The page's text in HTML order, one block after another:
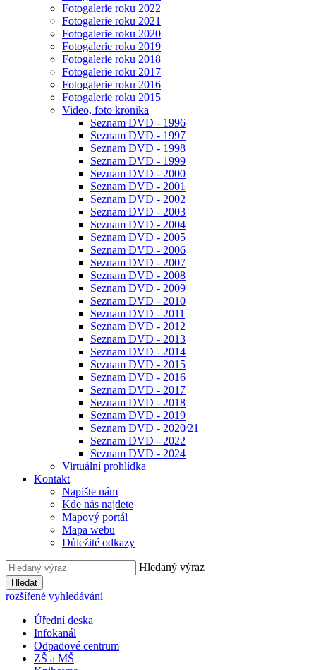
Fotogalerie roku 2022
Fotogalerie roku 2021
Fotogalerie roku 2020
Fotogalerie roku 2019
Fotogalerie roku 2018
Fotogalerie roku 2017
Fotogalerie roku 2016
Fotogalerie roku 2015
Video, foto kronika
Seznam DVD - 1996
Seznam DVD - 1997
Seznam DVD - 1998
Seznam DVD - 1999
Seznam DVD - 2000
Seznam DVD - 2001
Seznam DVD - 2002
Seznam DVD - 2003
Seznam DVD - 2004
Seznam DVD - 2005
Seznam DVD - 2006
Seznam DVD - 2007
Seznam DVD - 2008
Seznam DVD - 2009
Seznam DVD - 2010
Seznam DVD - 2011
Seznam DVD - 2012
Seznam DVD - 2013
Seznam DVD - 2014
Seznam DVD - 2015
Seznam DVD - 2016
Seznam DVD - 2017
Seznam DVD - 2018
Seznam DVD - 2019
Seznam DVD - 2020⁄21
Seznam DVD - 2022
Seznam DVD - 2024
Virtuální prohlídka
Kontakt
Napište nám
Kde nás najdete
Mapový portál
Mapa webu
Důležité odkazy
Hledaný výraz
Hledat
rozšířené vyhledávání
Úřední deska
Infokanál
Odpadové centrum
ZŠ a MŠ